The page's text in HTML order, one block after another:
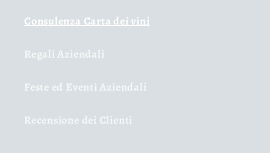
Consulenza Carta dei vini
Regali Aziendali
Feste ed Eventi Aziendali
Recensione dei Clienti